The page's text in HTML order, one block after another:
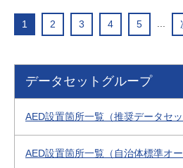
1 2 3 4 5 ...
データセットグループ
AED設置箇所一覧（推奨データセッ
AED設置箇所一覧（自治体標準オ